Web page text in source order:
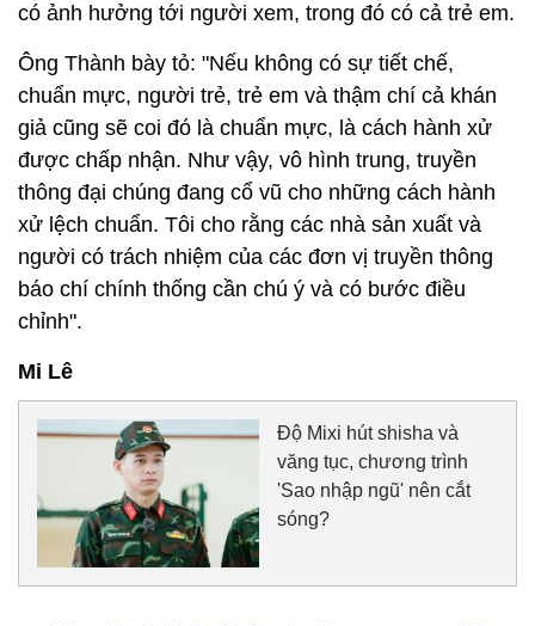
có ảnh hưởng tới người xem, trong đó có cả trẻ em.
Ông Thành bày tỏ: "Nếu không có sự tiết chế,
chuẩn mực, người trẻ, trẻ em và thậm chí cả khán
giả cũng sẽ coi đó là chuẩn mực, là cách hành xử
được chấp nhận. Như vậy, vô hình trung, truyền
thông đại chúng đang cổ vũ cho những cách hành
xử lệch chuẩn. Tôi cho rằng các nhà sản xuất và
người có trách nhiệm của các đơn vị truyền thông
báo chí chính thống cần chú ý và có bước điều
chỉnh".
Mi Lê
Độ Mixi hút shisha và
văng tục, chương trình
'Sao nhập ngũ' nên cắt
sóng?